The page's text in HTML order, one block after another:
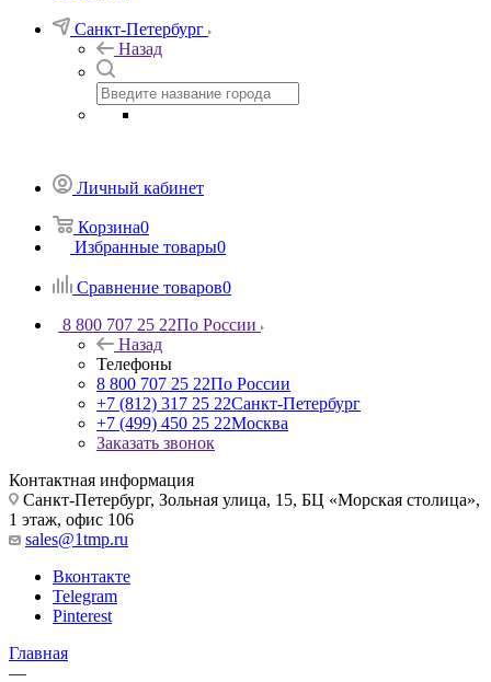
Санкт-Петербург
Назад
Личный кабинет
Корзина0
Избранные товары0
Сравнение товаров0
8 800 707 25 22По России
Назад
Телефоны
8 800 707 25 22По России
+7 (812) 317 25 22Санкт-Петербург
+7 (499) 450 25 22Москва
Заказать звонок
Контактная информация
Санкт-Петербург, Зольная улица, 15, БЦ «Морская столица»,
1 этаж, офис 106
sales@1tmp.ru
Вконтакте
Telegram
Pinterest
Главная
—